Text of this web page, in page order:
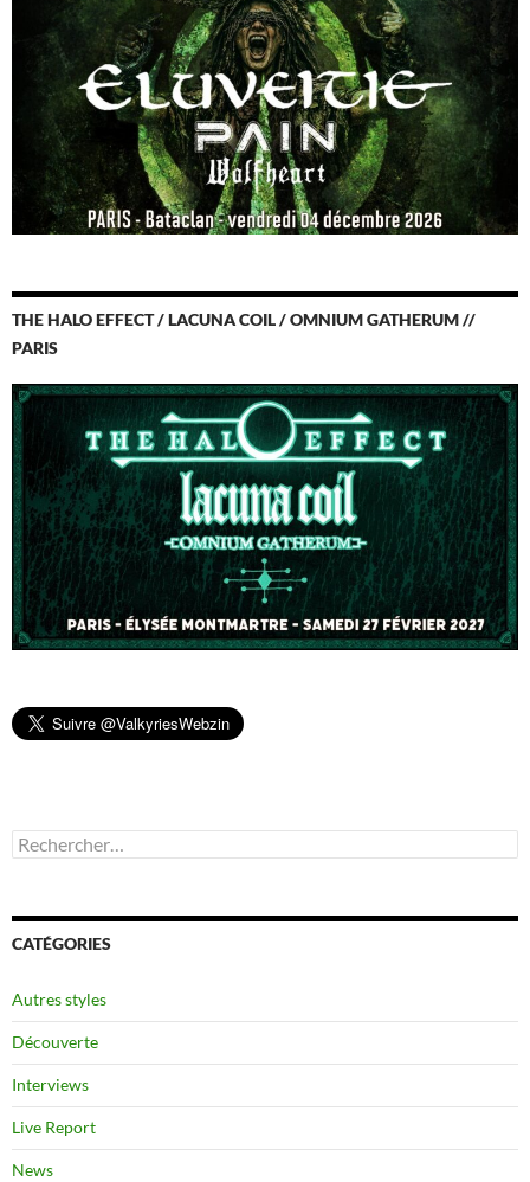
THE HALO EFFECT / LACUNA COIL / OMNIUM GATHERUM //
PARIS
Rechercher :
CATÉGORIES
Autres styles
Découverte
Interviews
Live Report
News